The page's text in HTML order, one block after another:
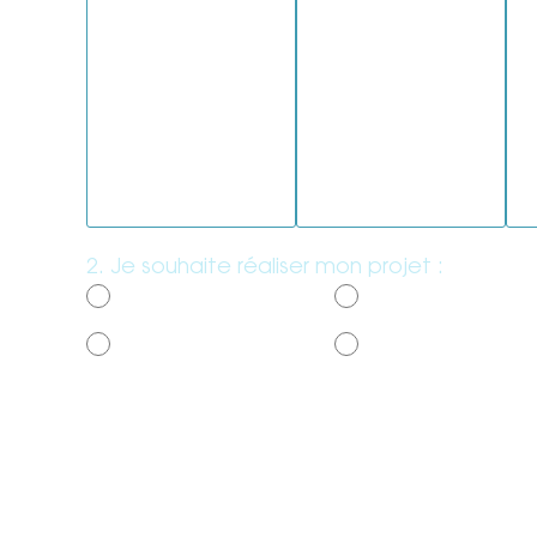
2. Je souhaite réaliser mon projet :